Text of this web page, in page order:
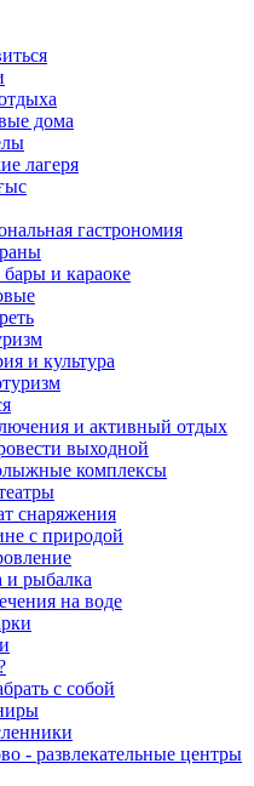
дома
лагеря
гастрономия
и караоке
и культура
и активный отдых
выходной
комплексы
снаряжения
с природой
и рыбалка
на воде
с собой
- развлекательные центры